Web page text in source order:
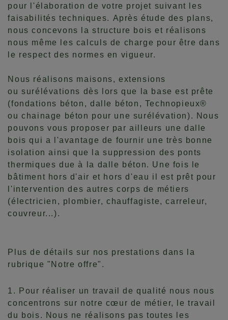
pour l'élaboration de votre projet suivant les
faisabilités techniques. Après étude des plans,
nous concevons la structure bois et réalisons
nous même les calculs de charge pour être dans
le respect des normes en vigueur.
Nous réalisons maisons, extensions
ou surélévations dès lors que la base est prête
(fondations béton, dalle béton, Technopieux®
ou chainage béton pour une surélévation). Nous
pouvons vous proposer par ailleurs une dalle
bois qui a l'avantage de fournir une très bonne
isolation ainsi que la suppression des ponts
thermiques due à la dalle béton. Une fois le
bâtiment hors d'air et hors d'eau il est prêt pour
l'intervention des autres corps de métiers
(électricien, plombier, chauffagiste, carreleur,
couvreur...).
Plus de détails sur nos prestations dans la
rubrique "Notre offre".
1. Pour réaliser un travail de qualité nous nous
concentrons sur notre cœur de métier, le travail
du bois. Nous ne réalisons pas toutes les